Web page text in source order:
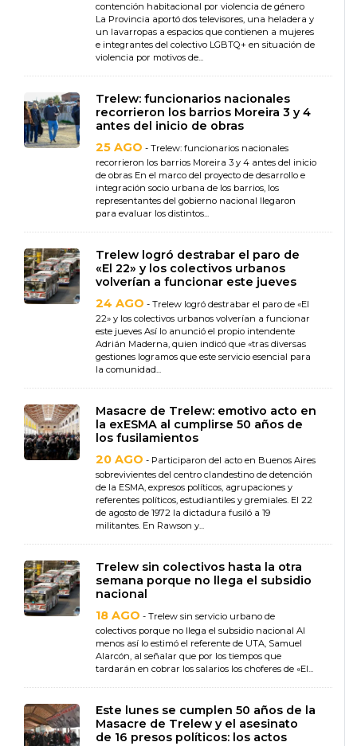
contención habitacional por violencia de género
La Provincia aportó dos televisores, una heladera y
un lavarropas a espacios que contienen a mujeres
e integrantes del colectivo LGBTQ+ en situación de
violencia por motivos de...
Trelew: funcionarios nacionales
recorrieron los barrios Moreira 3 y 4
antes del inicio de obras
25 AGO - Trelew: funcionarios nacionales
recorrieron los barrios Moreira 3 y 4 antes del inicio
de obras En el marco del proyecto de desarrollo e
integración socio urbana de los barrios, los
representantes del gobierno nacional llegaron
para evaluar los distintos...
Trelew logró destrabar el paro de
«El 22» y los colectivos urbanos
volverían a funcionar este jueves
24 AGO - Trelew logró destrabar el paro de «El
22» y los colectivos urbanos volverían a funcionar
este jueves Así lo anunció el propio intendente
Adrián Maderna, quien indicó que «tras diversas
gestiones logramos que este servicio esencial para
la comunidad...
Masacre de Trelew: emotivo acto en
la exESMA al cumplirse 50 años de
los fusilamientos
20 AGO - Participaron del acto en Buenos Aires
sobrevivientes del centro clandestino de detención
de la ESMA, expresos políticos, agrupaciones y
referentes políticos, estudiantiles y gremiales. El 22
de agosto de 1972 la dictadura fusiló a 19
militantes. En Rawson y...
Trelew sin colectivos hasta la otra
semana porque no llega el subsidio
nacional
18 AGO - Trelew sin servicio urbano de
colectivos porque no llega el subsidio nacional Al
menos así lo estimó el referente de UTA, Samuel
Alarcón, al señalar que por los tiempos que
tardarán en cobrar los salarios los choferes de «El...
Este lunes se cumplen 50 años de la
Masacre de Trelew y el asesinato
de 16 presos políticos: los actos